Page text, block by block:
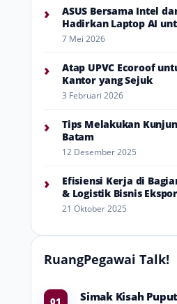
›
ASUS Bersama Intel
Hadirkan Laptop AI
7 Mei 2026
›
Atap UPVC Ecoroof
Kantor yang Sejuk
3 Februari 2026
›
Tips Melakukan
Batam
12 Desember 2025
›
Efisiensi Kerja di
& Logistik Bisnis
21 Oktober 2025
RuangPegawai Talk!
01
Simak Kisah